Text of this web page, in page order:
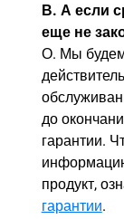
В. А если
еще не
О. Мы будем
до
гарантии.
продукт,
гарантии.